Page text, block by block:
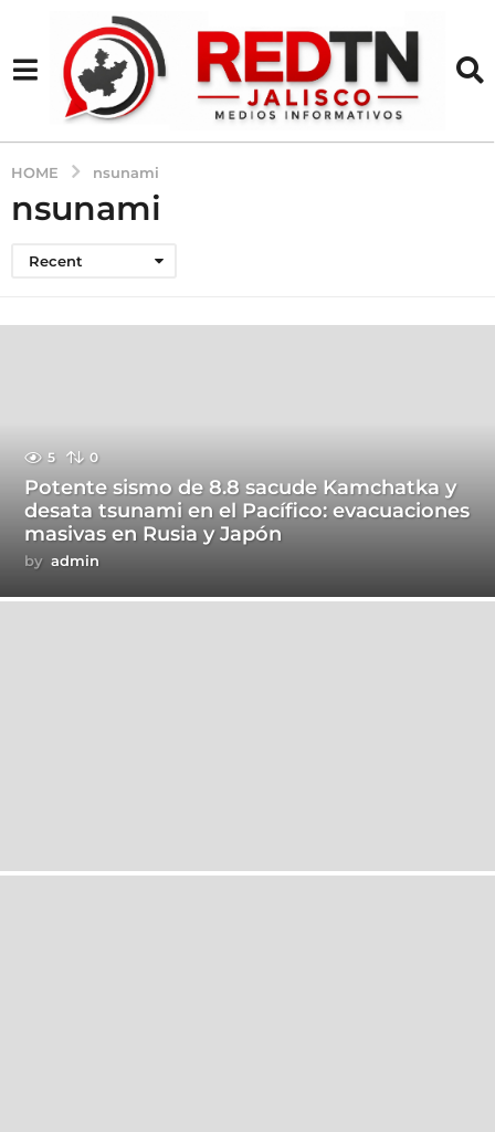
HOME nsunami
nsunami
Recent
5 0
Potente sismo de 8.8 sacude Kamchatka y
desata tsunami en el Pacífico: evacuaciones
masivas en Rusia y Japón
by admin